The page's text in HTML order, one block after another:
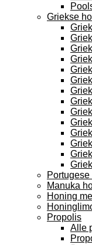
Griekse
Manuka
Honing
Propolis
Alle